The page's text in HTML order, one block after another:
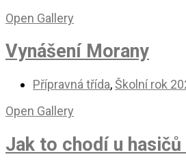
Open Gallery
Vynášení Morany
Přípravná třída, Školní rok
Open Gallery
Jak to chodí u